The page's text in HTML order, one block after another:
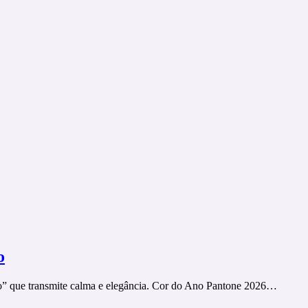
que transmite calma e elegância. Cor do Ano Pantone 2026…